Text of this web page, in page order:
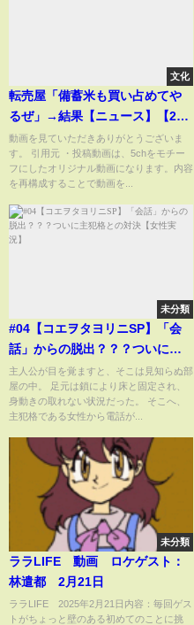
文化
転売屋「備蓄米も買い占めてや
るぜ」→結果【ニュース】【2ch
スレ】【5chスレ】
動画を見ていただきありがとうございま
す。 引用元 ・投稿動画は、5chをモチー
フにしたオリジナル動画になります。内容
を再構成することで動画を...
未分類
#04【コエヲタヨリニSP】「会
話」からの脱出？？？ついに主
犯格との対決【女性実況】
主人公が目を覚ますと、そこは見知らぬ部
屋の中。 足元は鎖により床と固定され、
身動きの取れない状況だった。 そこへ、
主犯格である女性から電話が...
未分類
ララLIFE 動画 ロケゲスト：
林遣都 2月21日
ララLIFE 2025年2月21日内容：毎回ゲス
トがちょっと壁のある初めてのことに挑